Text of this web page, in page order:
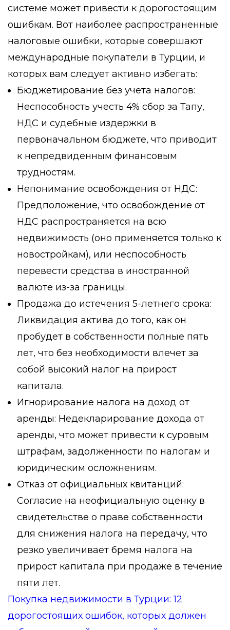
системе может привести к дорогостоящим
ошибкам. Вот наиболее распространенные
налоговые ошибки, которые совершают
международные покупатели в Турции, и
которых вам следует активно избегать:
Бюджетирование без учета налогов:
Неспособность учесть 4% сбор за Тапу,
НДС и судебные издержки в
первоначальном бюджете, что приводит
к непредвиденным финансовым
трудностям.
Непонимание освобождения от НДС:
Предположение, что освобождение от
НДС распространяется на всю
недвижимость (оно применяется только к
новостройкам), или неспособность
перевести средства в иностранной
валюте из-за границы.
Продажа до истечения 5-летнего срока:
Ликвидация актива до того, как он
пробудет в собственности полные пять
лет, что без необходимости влечет за
собой высокий налог на прирост
капитала.
Игнорирование налога на доход от
аренды: Недекларирование дохода от
аренды, что может привести к суровым
штрафам, задолженности по налогам и
юридическим осложнениям.
Отказ от официальных квитанций:
Согласие на неофициальную оценку в
свидетельстве о праве собственности
для снижения налога на передачу, что
резко увеличивает бремя налога на
прирост капитала при продаже в течение
пяти лет.
Покупка недвижимости в Турции: 12
дорогостоящих ошибок, которых должен